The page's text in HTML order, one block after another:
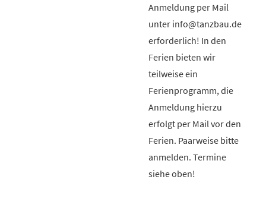
Anmeldung per Mail
unter info@tanzbau.de
erforderlich! In den
Ferien bieten wir
teilweise ein
Ferienprogramm, die
Anmeldung hierzu
erfolgt per Mail vor den
Ferien. Paarweise bitte
anmelden. Termine
siehe oben!